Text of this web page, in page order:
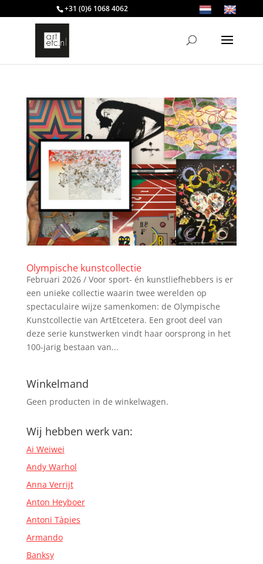
+31 (0)6 1068 4062
Olympische kunstcollectie
Februari 2026 / Voor sport- én kunstliefhebbers is er
een unieke collectie waarin twee werelden op
spectaculaire wijze samenkomen: de Olympische
Kunstcollectie van ArtEtcetera. Een groot deel van
deze serie kunstwerken vindt haar oorsprong in het
100-jarig bestaan van...
Winkelmand
Geen producten in de winkelwagen.
Wij hebben werk van:
Ai Weiwei
Andy Warhol
Anna Verrijt
Anton Heyboer
Antoni Tàpies
Armando
Banksy